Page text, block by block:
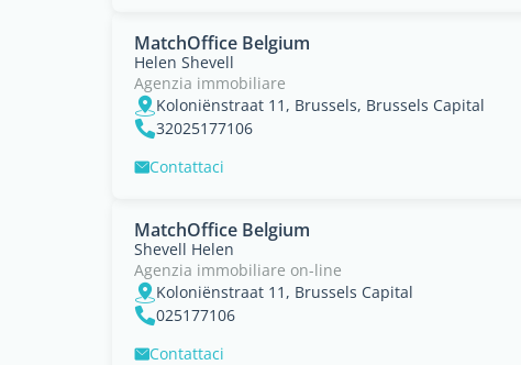
MatchOffice Belgium
Helen Shevell
Agenzia immobiliare
Koloniënstraat 11, Brussels, Brussels Capital
32025177106
Contattaci
MatchOffice Belgium
Shevell Helen
Agenzia immobiliare on-line
Koloniënstraat 11, Brussels Capital
025177106
Contattaci